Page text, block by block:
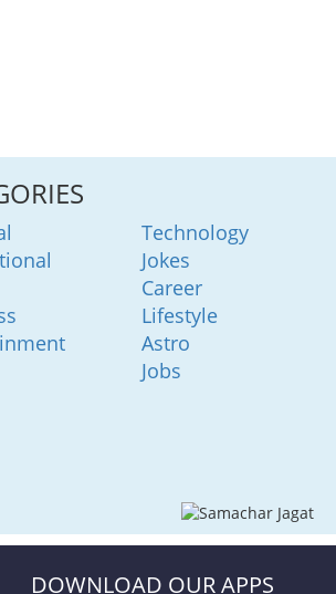
Technology
Jokes
Career
Lifestyle
Astro
Jobs
DOWNLOAD OUR APPS